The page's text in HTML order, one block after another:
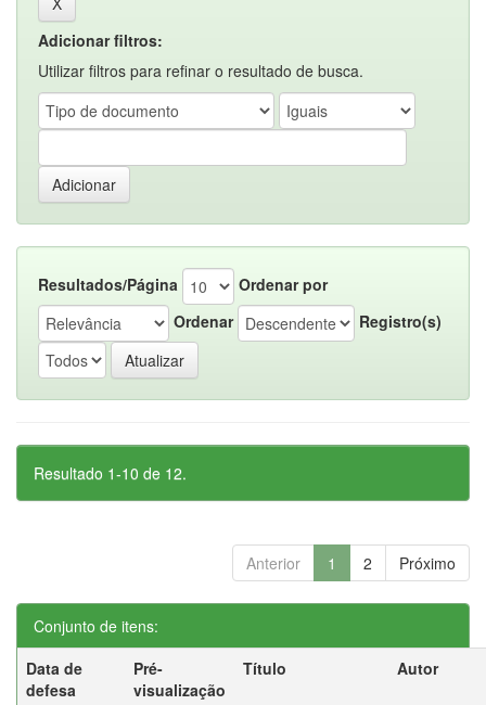
Adicionar filtros:
Utilizar filtros para refinar o resultado de busca.
Resultados/Página
Ordenar por
Ordenar
Registro(s)
Resultado 1-10 de 12.
Anterior 1 2 Próximo
Conjunto de itens:
Data de
defesa
Pré-
visualização
Título Autor